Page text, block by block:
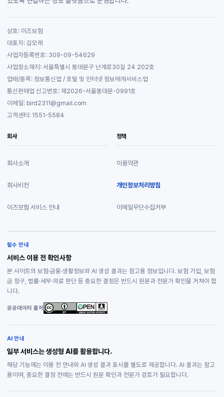
상호: 이즈보험
대표자: 김모래
사업자등록번호: 309-09-54629
사업장소재지: 서울특별시 동대문구 난계로30길 24 202호
업태/종목: 정보통신업 / 포털 및 인터넷 정보매개서비스업
통신판매업 신고번호: 제2026-서울동대문-0991호
이메일: bird2311@gmail.com
고객센터: 1551-5584
회사
회사소개
회사비전
이즈보험 서비스 안내
정책
이용약관
개인정보처리방침
이메일무단수집거부
필수 안내
서비스 이용 전 확인사항
본 사이트의 보험·금융·생활정보와 AI 생성 결과는 참고용 정보입니다. 보험 가입, 보험
금 청구, 법률·세무·의료 판단 등 중요한 결정은 반드시 원문과 전문가 확인을 거쳐야 합
니다.
공공데이터 출처
AI 안내
일부 서비스는 생성형 AI를 활용합니다.
해당 기능에는 이용 전 안내와 AI 생성 결과 표시를 별도로 제공합니다. AI 결과는 참고
용이며, 중요한 결정 전에는 반드시 원문 확인과 전문가 검토가 필요합니다.